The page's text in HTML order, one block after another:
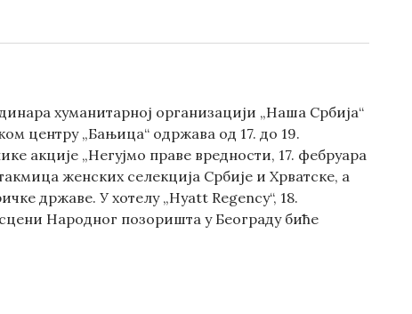
хуманитарној организацији „Наша Србија“
центру „Бањица“ одржава од 17. до 19.
акције „Негујмо праве вредности, 17. фебруара
женских селекција Србије и Хрватске, а
државе. У хотелу „Hyatt Regency“, 18.
Народног позоришта у Београду биће